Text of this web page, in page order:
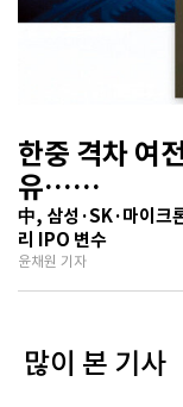
한중 격차 여
유…
기술보다 무
中, 삼성·SK·마이크
리 IPO 변수
윤채원 기자
많이 본 기사